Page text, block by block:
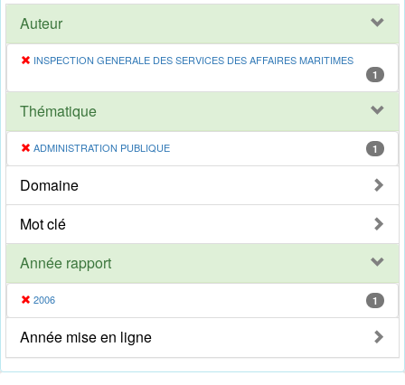
Auteur
INSPECTION GENERALE DES SERVICES DES AFFAIRES MARITIMES
1
Thématique
ADMINISTRATION PUBLIQUE 1
Domaine
Mot clé
Année rapport
2006 1
Année mise en ligne